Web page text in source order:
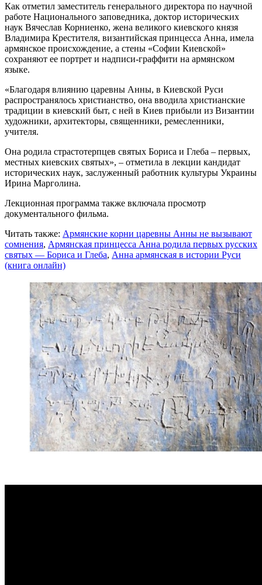
Как отметил заместитель генерального директора по научной
работе Национального заповедника, доктор исторических
наук Вячеслав Корниенко, жена великого киевского князя
Владимира Крестителя, византийская принцесса Анна, имела
армянское происхождение, а стены «Софии Киевской»
сохраняют ее портрет и надписи-граффити на армянском
языке.
«Благодаря влиянию царевны Анны, в Киевской Руси
распространялось христианство, она вводила христианские
традиции в киевский быт, с ней в Киев прибыли из Византии
художники, архитекторы, священники, ремесленники,
учителя.
Она родила страстотерпцев святых Бориса и Глеба – первых,
местных киевских святых», – отметила в лекции кандидат
исторических наук, заслуженный работник культуры Украины
Ирина Марголина.
Лекционная программа также включала просмотр
документального фильма.
Читать также: Армянские корни царевны Анны не вызывают
сомнения, Армянская принцесса Анна родила первых русских
святых — Бориса и Глеба, Анна армянская в истории Руси
(книга онлайн)